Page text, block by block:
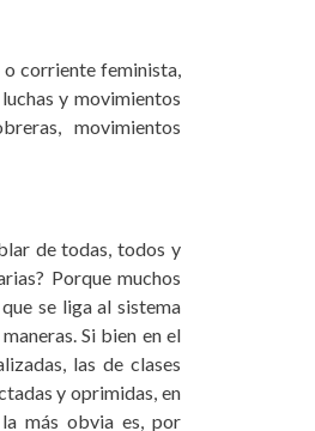
corriente feminista,
y movimientos
movimientos
de todas, todos y
Porque muchos
se liga al sistema
Si bien en el
las de clases
y oprimidas, en
más obvia es, por